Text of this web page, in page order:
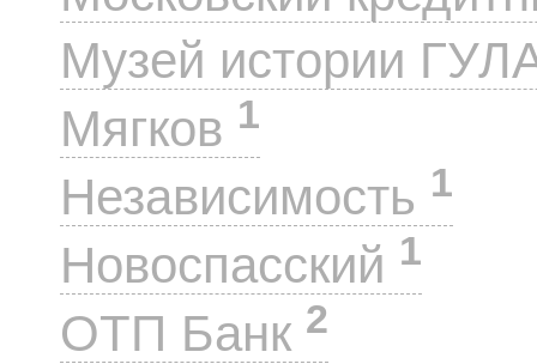
Музей истории
Мягков 1
Независимость 1
Новоспасский 1
ОТП Банк 2